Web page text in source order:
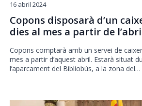
Copons disposarà d’un
dies al mes a partir de
16 abril 2024
Copons comptarà amb un servei de
mes a partir d’aquest abril. Estarà situat
l’aparcament del Bibliobús, a la zona del…